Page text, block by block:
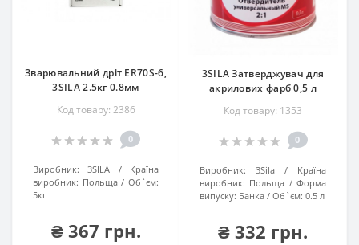
Зварювальний дріт ER70S-6,
3SILA 2.5кг 0.8мм
Код товару: 2386
0
Виробник: 3SILA
Країна
виробник: Польща
Об`єм:
5кг
₴ 367 грн.
3SILA Затверджувач для
акрилових фарб 0,5 л
Код товару: 1353
0
Виробник: 3Sila
Країна
виробник: Польща
Форма
випуску: Банка Об`єм: 0.5 л
₴ 332 грн.